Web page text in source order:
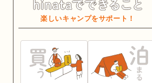
楽しいキャンプをサポート！